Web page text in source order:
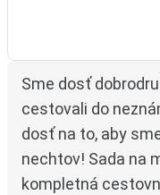
Výsledek překladu
Sme dosť
cestovali do
dosť na to, aby
nechtov! Sada na
kompletná